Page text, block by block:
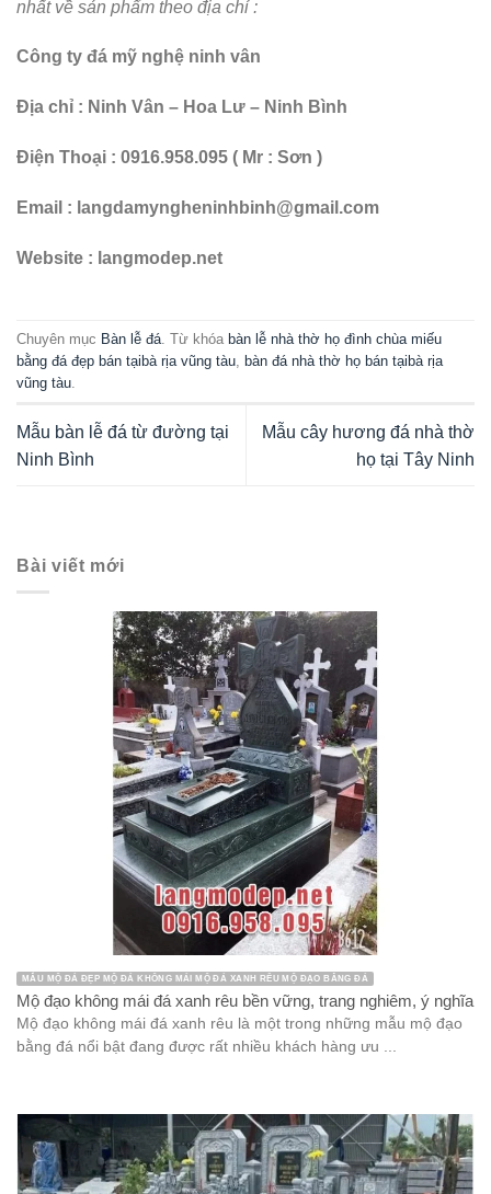
nhất về sản phẩm theo địa chỉ :
Công ty đá mỹ nghệ ninh vân
Địa chỉ : Ninh Vân – Hoa Lư – Ninh Bình
Điện Thoại : 0916.958.095 ( Mr : Sơn )
Email : langdamyngheninhbinh@gmail.com
Website : langmodep.net
Chuyên mục Bàn lễ đá . Từ khóa bàn lễ nhà thờ họ đình chùa miếu
bằng đá đẹp bán tạibà rịa vũng tàu
bàn đá nhà thờ họ bán tạibà rịa
vũng tàu
Mẫu bàn lễ đá từ đường tại
Ninh Bình
Mẫu cây hương đá nhà thờ
họ tại Tây Ninh
Bài viết mới
MẪU MỘ ĐÁ ĐẸP MỘ ĐÁ KHÔNG MÁI MỘ ĐÁ XANH RÊU MỘ ĐẠO BẰNG ĐÁ
Mộ đạo không mái đá xanh rêu bền vững, trang nghiêm, ý nghĩa
Mộ đạo không mái đá xanh rêu là một trong những mẫu mộ đạo
bằng đá nổi bật đang được rất nhiều khách hàng ưu ...